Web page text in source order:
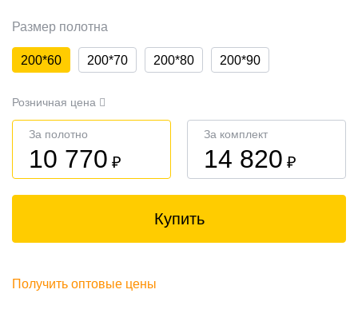
Размер полотна
200*60 200*70 200*80 200*90
Розничная цена
За полотно
10 770 ₽
За комплект
14 820 ₽
Купить
Получить оптовые цены